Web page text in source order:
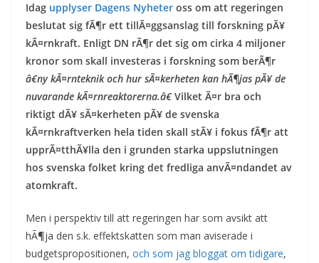
Idag upplyser Dagens Nyheter oss om att regeringen
beslutat sig fÃ¶r ett tillÃ¤ggsanslag till forskning pÃ¥
kÃ¤rnkraft. Enligt DN rÃ¶r det sig om cirka 4 miljoner
kronor som skall investeras i forskning som berÃ¶r
â€ny kÃ¤rnteknik och hur sÃ¤kerheten kan hÃ¶jas pÃ¥ de
nuvarande kÃ¤rnreaktorerna.â€Vilket Ã¤r bra och
riktigt dÃ¥ sÃ¤kerheten pÃ¥ de svenska
kÃ¤rnkraftverken hela tiden skall stÃ¥ i fokus fÃ¶r att
upprÃ¤tthÃ¥lla den i grunden starka uppslutningen
hos svenska folket kring det fredliga anvÃ¤ndandet av
atomkraft.
Men i perspektiv till att regeringen har som avsikt att
hÃ¶ja den s.k. effektskatten som man aviserade i
budgetspropositionen, och som jag bloggat om tidigare,